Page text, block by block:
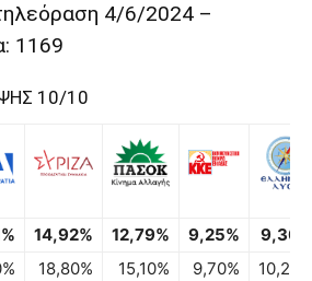
4/6/2024 –
1169
10/10
14,92% 12,79% 9,25%
9,30%
18,80% 15,10% 9,70%
10,20%